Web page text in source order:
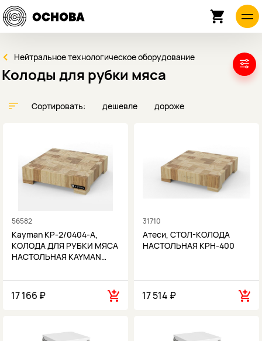
Нейтральное технологическое оборудование
Колоды для рубки мяса
Сортировать: дешевле дороже
56582
Kayman КР-2/0404-А,
КОЛОДА ДЛЯ РУБКИ МЯСА
НАСТОЛЬНАЯ KAYMAN…
17 166 ₽
31710
Атеси, СТОЛ-КОЛОДА
НАСТОЛЬНАЯ КРН-400
17 514 ₽